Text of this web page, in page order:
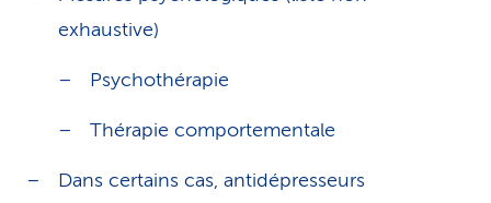
exhaustive)
Psychothérapie
Thérapie comportementale
Dans certains cas, antidépresseurs